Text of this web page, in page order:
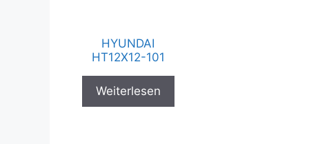
HYUNDAI
HT12X12-101
Weiterlesen